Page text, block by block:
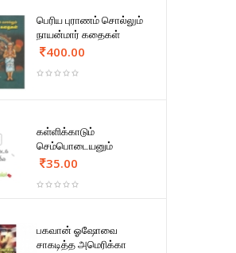
பெரிய புராணம் சொல்லும்
நாயன்மார் கதைகள்
400.00
கள்ளிக்காடும்
செம்பொடையனும்
35.00
பகவான் ஓஷோவை
சாகடித்த அமெரிக்கா